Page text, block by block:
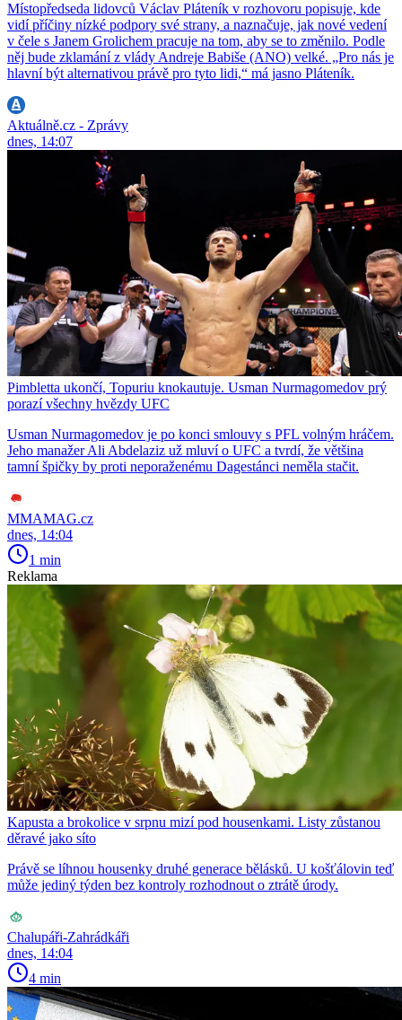
Místopředseda lidovců Václav Pláteník v rozhovoru popisuje, kde
vidí příčiny nízké podpory své strany, a naznačuje, jak nové vedení
v čele s Janem Grolichem pracuje na tom, aby se to změnilo. Podle
něj bude zklamání z vlády Andreje Babiše (ANO) velké. „Pro nás je
hlavní být alternativou právě pro tyto lidi,“ má jasno Pláteník.
Aktuálně.cz - Zprávy
dnes, 14:07
Pimbletta ukončí, Topuriu knokautuje. Usman Nurmagomedov prý
porazí všechny hvězdy UFC
Usman Nurmagomedov je po konci smlouvy s PFL volným hráčem.
Jeho manažer Ali Abdelaziz už mluví o UFC a tvrdí, že většina
tamní špičky by proti neporaženému Dagestánci neměla stačit.
MMAMAG.cz
dnes, 14:04
1 min
Reklama
Kapusta a brokolice v srpnu mizí pod housenkami. Listy zůstanou
děravé jako síto
Právě se líhnou housenky druhé generace bělásků. U košťálovin teď
může jediný týden bez kontroly rozhodnout o ztrátě úrody.
Chalupáři-Zahrádkáři
dnes, 14:04
4 min